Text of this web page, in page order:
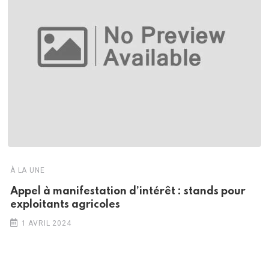
À LA UNE
Appel à manifestation d’intérêt : stands pour
exploitants agricoles
1 AVRIL 2024